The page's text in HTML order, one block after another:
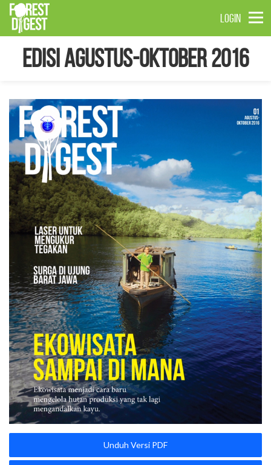
LOGIN
Edisi Agustus-Oktober 2016
Unduh Versi PDF